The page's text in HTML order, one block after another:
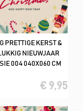
PRETTIGE KERST &
NIEUWJAAR
004 040X060 CM
€ 9,95